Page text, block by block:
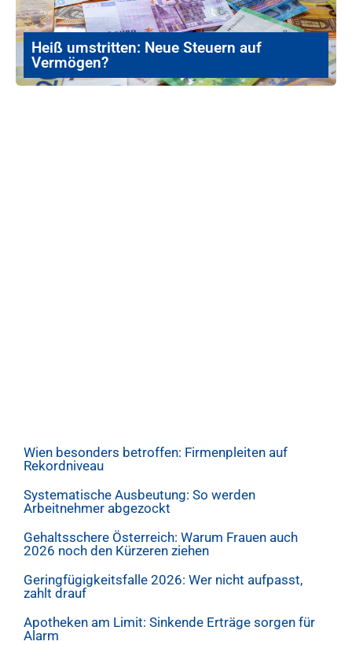
Heiß umstritten: Neue Steuern auf
Vermögen?
Wien besonders betroffen: Firmenpleiten auf
Rekordniveau
Systematische Ausbeutung: So werden
Arbeitnehmer abgezockt
Gehaltsschere Österreich: Warum Frauen auch
2026 noch den Kürzeren ziehen
Geringfügigkeitsfalle 2026: Wer nicht aufpasst,
zahlt drauf
Apotheken am Limit: Sinkende Erträge sorgen für
Alarm